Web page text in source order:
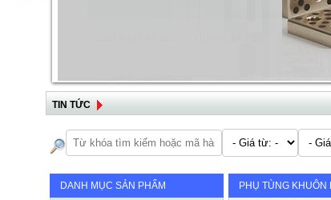
TIN TỨC
DANH MỤC SẢN PHẨM PHỤ TÙNG KHUÔN